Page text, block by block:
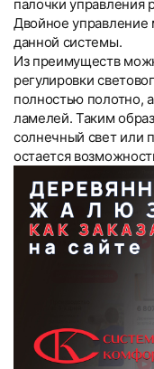
палочки управления
Двойное управление
данной системы.
Из преимуществ
регулировки
полностью полотно,
ламелей. Таким
солнечный свет или
остается